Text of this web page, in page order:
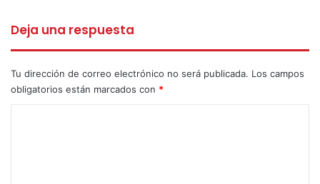
Curauma detenidos
Deja una respuesta
Tu dirección de correo electrónico no será publicada. Los campos
obligatorios están marcados con *